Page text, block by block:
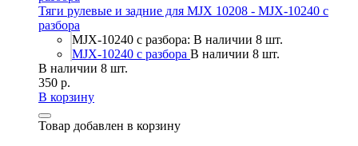
Тяги рулевые и задние для MJX 10208 - MJX-10240 c
разбора
MJX-10240 c разбора: В наличии 8 шт.
MJX-10240 c разбора В наличии 8 шт.
В наличии 8 шт.
350 р.
В корзину
Товар добавлен в корзину